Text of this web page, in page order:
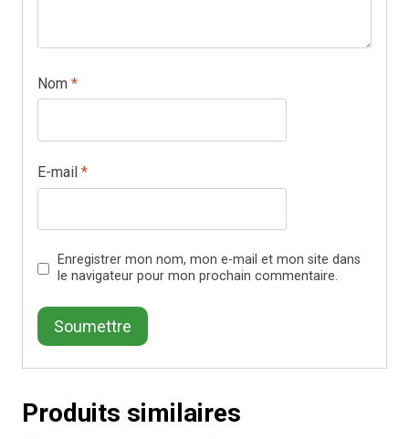
Nom *
E-mail *
Enregistrer mon nom, mon e-mail et mon site dans
le navigateur pour mon prochain commentaire.
Produits similaires